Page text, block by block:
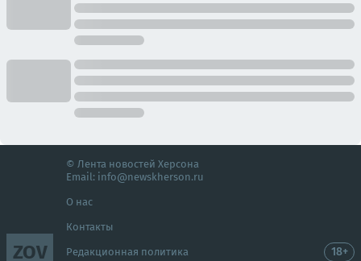
ZOV
© Лента новостей Херсона
Email: info@newskherson.ru
О нас
Контакты
Редакционная политика 18+